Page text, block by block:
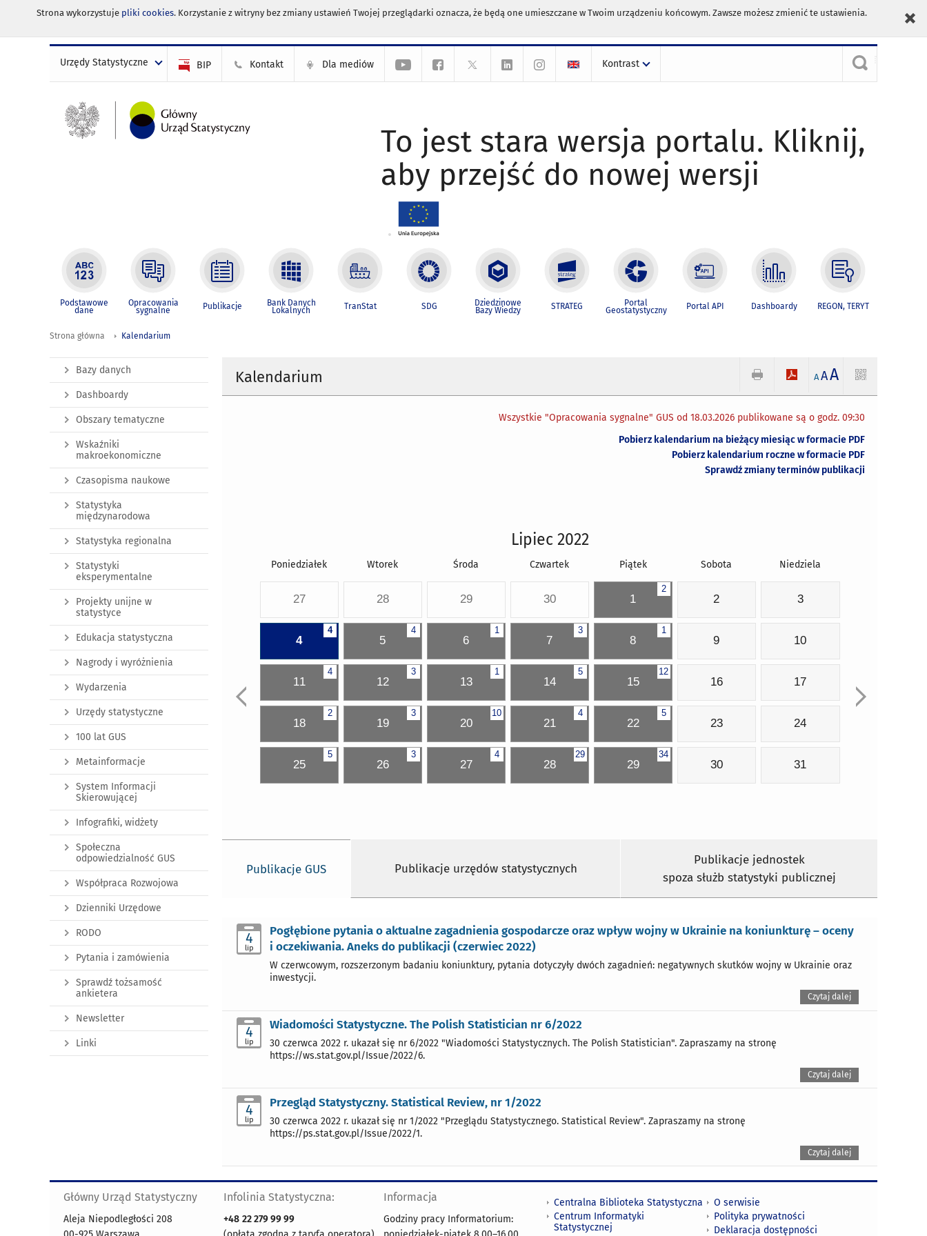
Strona wykorzystuje pliki cookies. Korzystanie z witryny bez zmiany ustawień Twojej przeglądarki oznacza, że będą one umieszczane w Twoim urządzeniu końcowym. Zawsze możesz zmienić te ustawienia.
Urzędy Statystyczne BIP Kontakt Dla mediów Kontrast
To jest stara wersja portalu. Kliknij,
aby przejść do nowej wersji
Podstawowe
dane
Opracowania
sygnalne Publikacje Bank Danych
Lokalnych TranStat SDG Dziedzinowe
Bazy Wiedzy STRATEG Portal
Geostatystyczny Portal API Dashboardy REGON, TERYT
Strona główna Kalendarium
Kalendarium A AA
Wszystkie "Opracowania sygnalne" GUS od 18.03.2026 publikowane są o godz. 09:30
Pobierz kalendarium na bieżący miesiąc w formacie PDF
Pobierz kalendarium roczne w formacie PDF
Sprawdź zmiany terminów publikacji
Lipiec 2022
Poniedziałek Wtorek Środa Czwartek Piątek Sobota Niedziela
27 28 29 30
2
1 2 3
4
4
4
5
1
6
3
7
1
8 9 10
4
11
3
12
1
13
5
14
12
15 16 17
2
18
3
19
10
20
4
21
5
22 23 24
5
25
3
26
4
27
29
28
34
29 30 31
Publikacje GUS Publikacje urzędów statystycznych
Publikacje jednostek
spoza służb statystyki publicznej
4
lip
Pogłębione pytania o aktualne zagadnienia gospodarcze oraz wpływ wojny w Ukrainie na koniunkturę – oceny
i oczekiwania. Aneks do publikacji (czerwiec 2022)
W czerwcowym, rozszerzonym badaniu koniunktury, pytania dotyczyły dwóch zagadnień: negatywnych skutków wojny w Ukrainie oraz
inwestycji.
Czytaj dalej
4
lip
Wiadomości Statystyczne. The Polish Statistician nr 6/2022
30 czerwca 2022 r. ukazał się nr 6/2022 "Wiadomości Statystycznych. The Polish Statistician". Zapraszamy na stronę
https://ws.stat.gov.pl/Issue/2022/6.
Czytaj dalej
4
lip
Przegląd Statystyczny. Statistical Review, nr 1/2022
30 czerwca 2022 r. ukazał się nr 1/2022 "Przeglądu Statystycznego. Statistical Review". Zapraszamy na stronę
https://ps.stat.gov.pl/Issue/2022/1.
Czytaj dalej
Bazy danych
Dashboardy
Obszary tematyczne
Wskaźniki
makroekonomiczne
Czasopisma naukowe
Statystyka
międzynarodowa
Statystyka regionalna
Statystyki
eksperymentalne
Projekty unijne w
statystyce
Edukacja statystyczna
Nagrody i wyróżnienia
Wydarzenia
Urzędy statystyczne
100 lat GUS
Metainformacje
System Informacji
Skierowującej
Infografiki, widżety
Społeczna
odpowiedzialność GUS
Współpraca Rozwojowa
Dzienniki Urzędowe
RODO
Pytania i zamówienia
Sprawdź tożsamość
ankietera
Newsletter
Linki
Główny Urząd Statystyczny
Aleja Niepodległości 208
Infolinia Statystyczna:
+48 22 279 99 99
Informacja
Godziny pracy Informatorium:
Centralna Biblioteka Statystyczna
Centrum Informatyki
Statystycznej
O serwisie
Polityka prywatności
Deklaracja dostępności